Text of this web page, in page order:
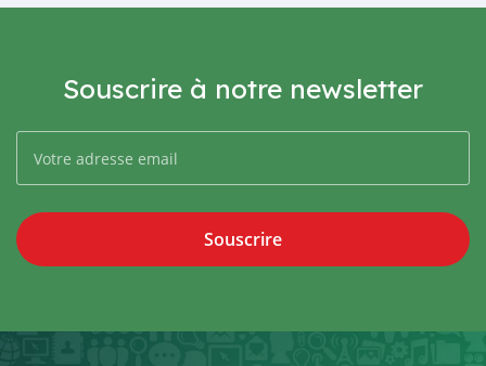
Souscrire à notre newsletter
Souscrire